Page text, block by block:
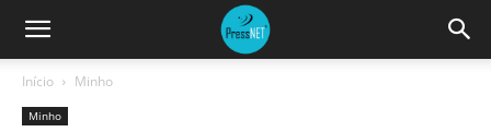
Início Minho
Minho